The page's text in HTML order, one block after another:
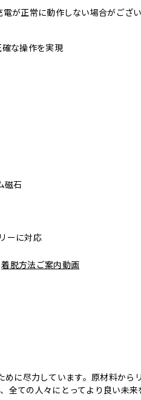
が正常に動作しない場合がござ
な操作を実現
磁石
ーに対応
着脱方法ご案内動画
に尽力しています。原材料か
ての人々にとってより良い未来